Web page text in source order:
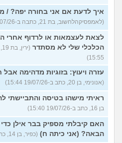
איך לדעת אם אני בחורה יפה? /
(לאמפסיקהלחשוב, בת 21, כתבה ב-19/07/26 16:04)
לצאת לעצמאות או לרדוף אחרי
הכלכלי שלי לא מסתדר
15:55)
עזרה ויעוץ: בזוגיות מדהימה
(אנונימי, בן 20, כתב ב-19/07/26 15:44)
ראיתי מישהו בטיסה והתביישתי
בן 16, כתב ב-19/07/26 15:40)
האם קיבלתי מספיק בבר אילן
הבאה? (אני כיתה ח) (כפיר, בן 14, כתב ב-19/07/26 13:57)